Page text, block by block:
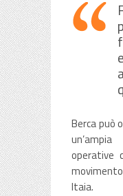
Berca può
operative
Itaia.